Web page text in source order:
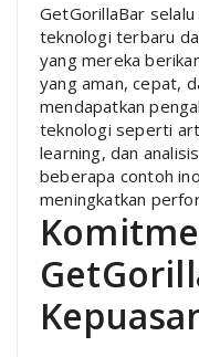
GetGorillaBar
teknologi terbaru
yang mereka
yang aman, cepat,
mendapatkan
teknologi seperti
learning, dan
beberapa contoh
meningkatkan